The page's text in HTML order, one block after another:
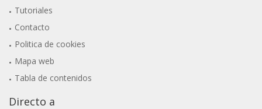
Tutoriales
Contacto
Politica de cookies
Mapa web
Tabla de contenidos
Directo a